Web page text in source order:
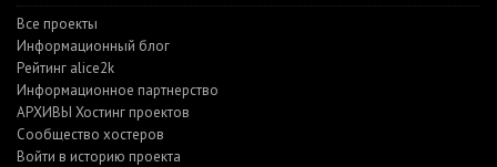
Все проекты
Информационный блог
Рейтинг alice2k
Информационное партнерство
АРХИВЫ Хостинг проектов
Cообщество хостеров
Войти в историю проекта